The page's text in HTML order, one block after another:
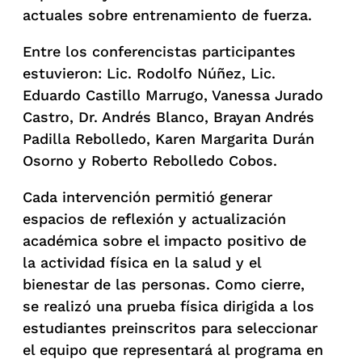
actuales sobre entrenamiento de fuerza.
Entre los conferencistas participantes
estuvieron: Lic. Rodolfo Núñez, Lic.
Eduardo Castillo Marrugo, Vanessa Jurado
Castro, Dr. Andrés Blanco, Brayan Andrés
Padilla Rebolledo, Karen Margarita Durán
Osorno y Roberto Rebolledo Cobos.
Cada intervención permitió generar
espacios de reflexión y actualización
académica sobre el impacto positivo de
la actividad física en la salud y el
bienestar de las personas. Como cierre,
se realizó una prueba física dirigida a los
estudiantes preinscritos para seleccionar
el equipo que representará al programa en